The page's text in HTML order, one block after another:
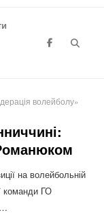
волейболу»
на волейбольній
команди ГО